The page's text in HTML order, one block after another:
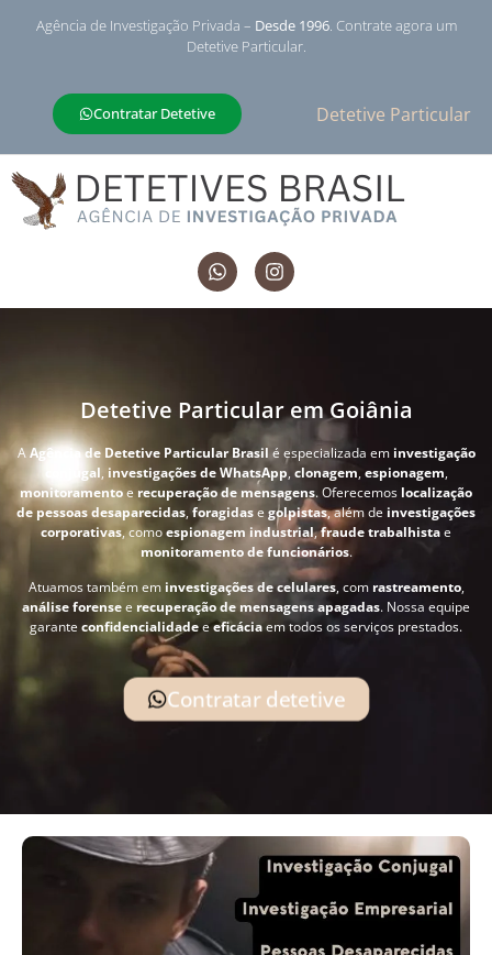
Agência de Investigação Privada – Desde 1996. Contrate agora um
Detetive Particular.
Contratar Detetive Detetive Particular
Detetive Particular em Goiânia
AAgência de Detetive Particular Brasil é especializada em investigação
conjugal, investigações de WhatsApp, clonagem,espionagem,
monitoramentoe recuperação de mensagens. Oferecemos localização
de pessoas desaparecidas, foragidase golpistas, além de investigações
corporativas, comoespionagem industrial,fraude trabalhistae
monitoramento de funcionários.
Atuamos também em investigações de celulares, com rastreamento,
análise forensee recuperação de mensagens apagadas. Nossa equipe
garante confidencialidadeeeficáciaem todos os serviços prestados.
Contratar detetive